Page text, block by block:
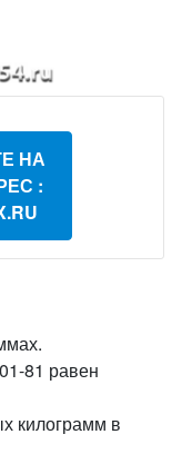
НА
:
81 равен
килограмм в